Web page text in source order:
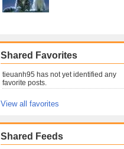
Shared Favorites
tieuanh95 has not yet identified any
favorite posts.
View all favorites
Shared Feeds